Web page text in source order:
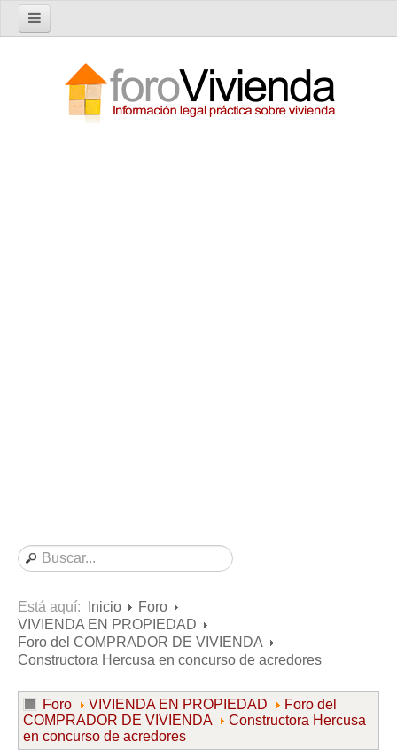
Nuevo tema
Contratos de Arrendamiento
De uso distinto al de vivienda
Otros contratos de Arrendamiento
Requerimientos y comunicaciones
Para contratos anteriores al 6 de junio de 2013
Para contratos de Renta Antigua
Está aquí: Inicio
Foro
VIVIENDA EN PROPIEDAD
Foro del COMPRADOR DE VIVIENDA
Constructora Hercusa en concurso de acredores
Foro VIVIENDA EN PROPIEDAD
Foro del
COMPRADOR DE VIVIENDA
Constructora Hercusa
en concurso de acredores